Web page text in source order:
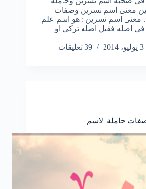
معنى اسم نسرين وصفات
معنى اسم نسرين : هو اسم علم
اصله فقيل اصله تركى او
3 يوليو، 2014 39 تعليقات
حاملة الاسم